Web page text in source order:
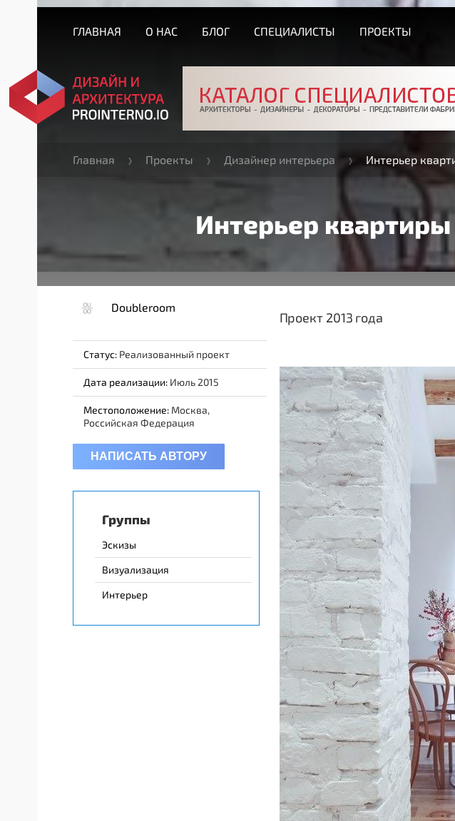
ГЛАВНАЯ О НАС БЛОГ СПЕЦИАЛИСТЫ ПРОЕКТЫ
Главная Проекты Дизайнер интерьера Интерьер
Интерьер
Doubleroom
Статус: Реализованный проект
Дата реализации: Июль 2015
Местоположение: Москва,
Российская Федерация
НАПИСАТЬ АВТОРУ
Группы
Эскизы
Визуализация
Интерьер
Проект 2013 года